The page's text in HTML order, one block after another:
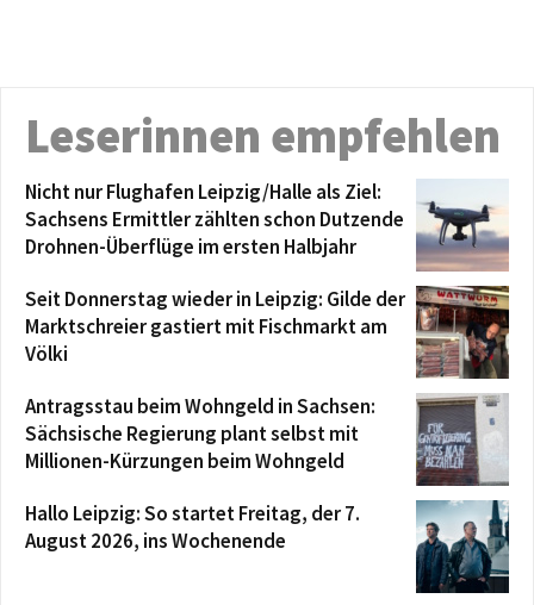
Leserinnen empfehlen
Nicht nur Flughafen Leipzig/Halle als Ziel:
Sachsens Ermittler zählten schon Dutzende
Drohnen-Überflüge im ersten Halbjahr
Seit Donnerstag wieder in Leipzig: Gilde der
Marktschreier gastiert mit Fischmarkt am
Völki
Antragsstau beim Wohngeld in Sachsen:
Sächsische Regierung plant selbst mit
Millionen-Kürzungen beim Wohngeld
Hallo Leipzig: So startet Freitag, der 7.
August 2026, ins Wochenende